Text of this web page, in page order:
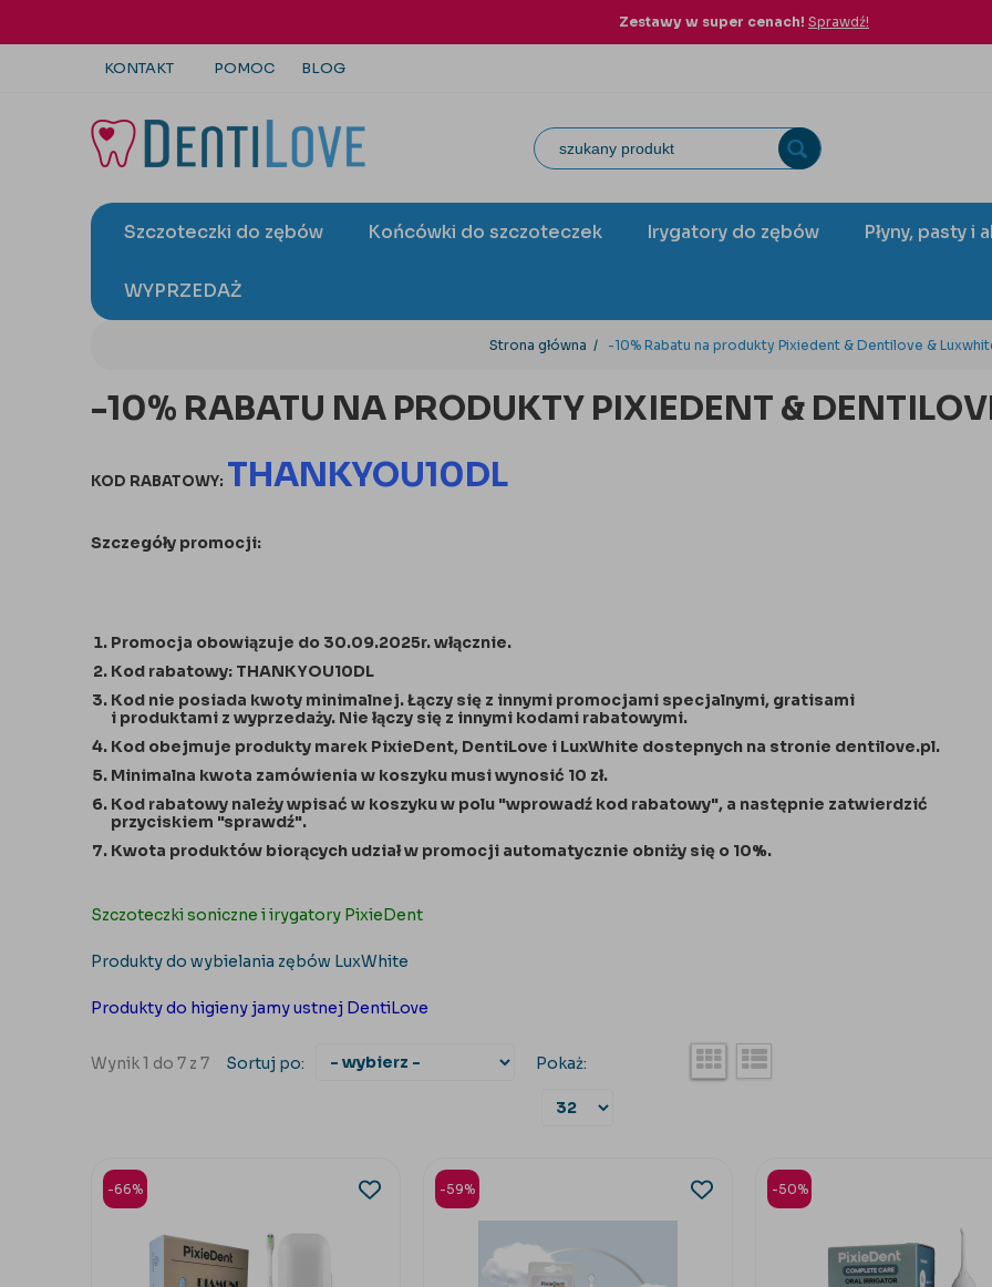
Zestawy w super cenach! Sprawdź!
KONTAKT
+48 22 113 4446
kontakt@dentilove.pl
POMOC BLOG
Szczoteczki do zębów Końcówki do szczoteczek Irygatory do zębów Płyny, pasty i
WYPRZEDAŻ
Strona główna -10% Rabatu na produkty Pixiedent & Dentilove &
-10% RABATU NA PRODUKTY PIXIEDENT &
KOD RABATOWY: THANKYOU10DL
Szczegóły promocji:
Promocja obowiązuje do 30.09.2025r. włącznie.
Kod rabatowy: THANKYOU10DL
Kod nie posiada kwoty minimalnej. Łączy się z innymi promocjami specjalnymi, gratisami
i produktami z wyprzedaży. Nie łączy się z innymi kodami rabatowymi.
Kod obejmuje produkty marek PixieDent, DentiLove i LuxWhite dostepnych na stronie dentilove.pl.
Minimalna kwota zamówienia w koszyku musi wynosić 10 zł.
Kod rabatowy należy wpisać w koszyku w polu "wprowadź kod rabatowy", a następnie zatwierdzić
przyciskiem "sprawdź".
Kwota produktów biorących udział w promocji automatycznie obniży się o 10%.
Szczoteczki soniczne i irygatory PixieDent
Produkty do wybielania zębów LuxWhite
Produkty do higieny jamy ustnej DentiLove
Wynik 1 do 7 z 7 Sortuj po: Pokaż:
-66% -59% -50%